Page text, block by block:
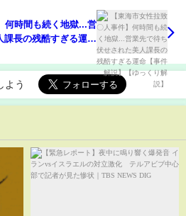
何時間も続く地獄...営
課長の残酷すぎる運命
よう